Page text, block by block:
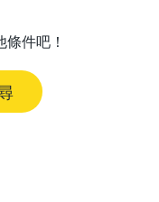
件吧！